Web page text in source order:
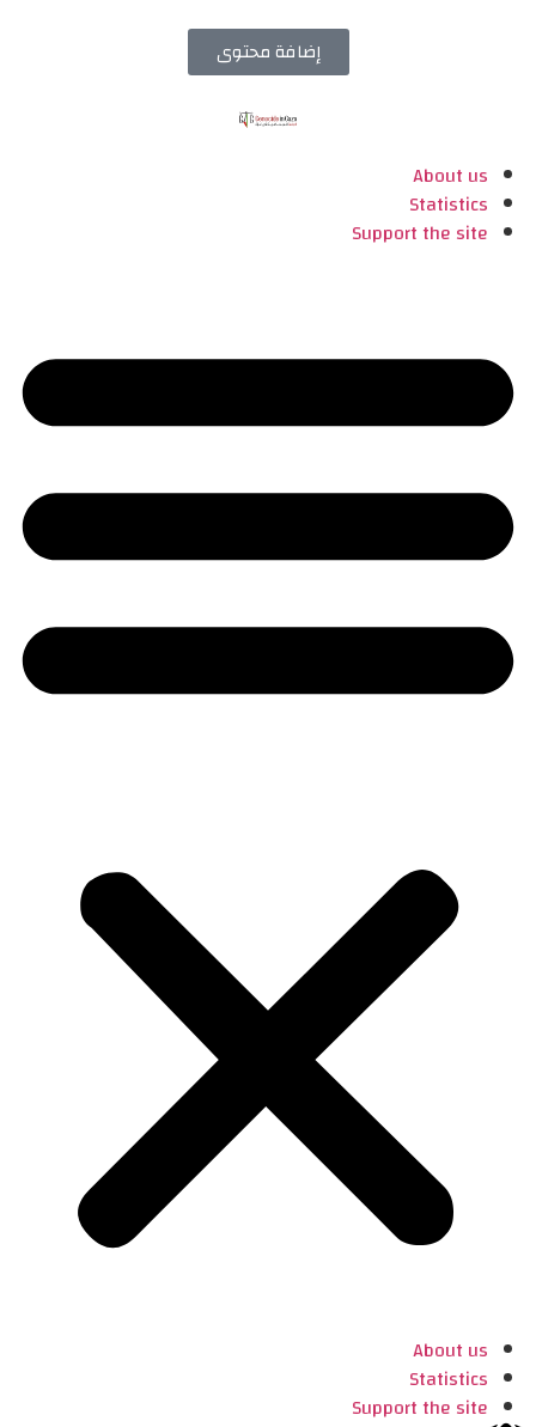
إضافة محتوى
About us
Statistics
Support the site
About us
Statistics
Support the site